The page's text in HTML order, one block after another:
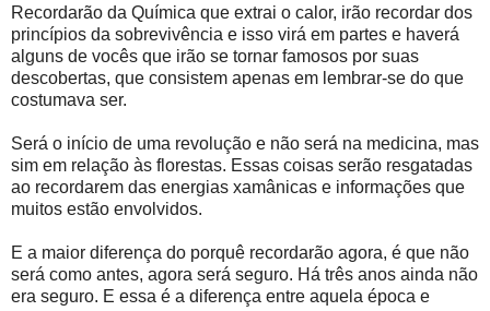
Recordarão da Química que extrai o calor, irão recordar dos
princípios da sobrevivência e isso virá em partes e haverá
alguns de vocês que irão se tornar famosos por suas
descobertas, que consistem apenas em lembrar-se do que
costumava ser.
Será o início de uma revolução e não será na medicina, mas
sim em relação às florestas. Essas coisas serão resgatadas
ao recordarem das energias xamânicas e informações que
muitos estão envolvidos.
E a maior diferença do porquê recordarão agora, é que não
será como antes, agora será seguro. Há três anos ainda não
era seguro. E essa é a diferença entre aquela época e